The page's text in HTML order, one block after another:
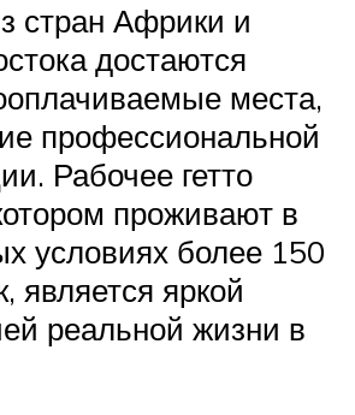
стран Африки и
достаются
места,
профессиональной
Рабочее гетто
проживают в
условиях более 150
является яркой
реальной жизни в